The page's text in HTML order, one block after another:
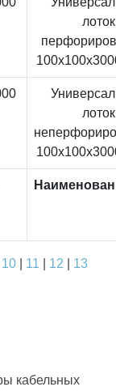
лоток
лоток
10| 11 12 13
кабельных